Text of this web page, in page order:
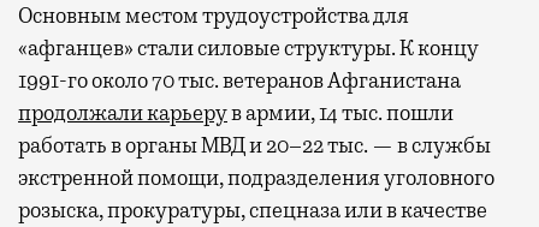
Основным местом трудоустройства для
«афганцев» стали силовые структуры. К концу
1991-го около 70 тыс. ветеранов Афганистана
продолжали карьерув армии, 14 тыс. пошли
работать в органы МВД и 20–22 тыс. — в службы
экстренной помощи, подразделения уголовного
розыска, прокуратуры, спецназа или в качестве